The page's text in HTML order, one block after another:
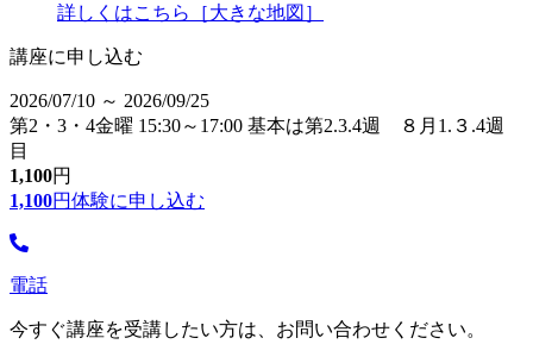
詳しくはこちら［大きな地図］
講座に申し込む
2026/07/10 ～ 2026/09/25
第2・3・4金曜 15:30～17:00 基本は第2.3.4週 ８月1.３.4週
目
1,100円
1,100円体験に申し込む
電話
今すぐ講座を受講したい方は、お問い合わせください。